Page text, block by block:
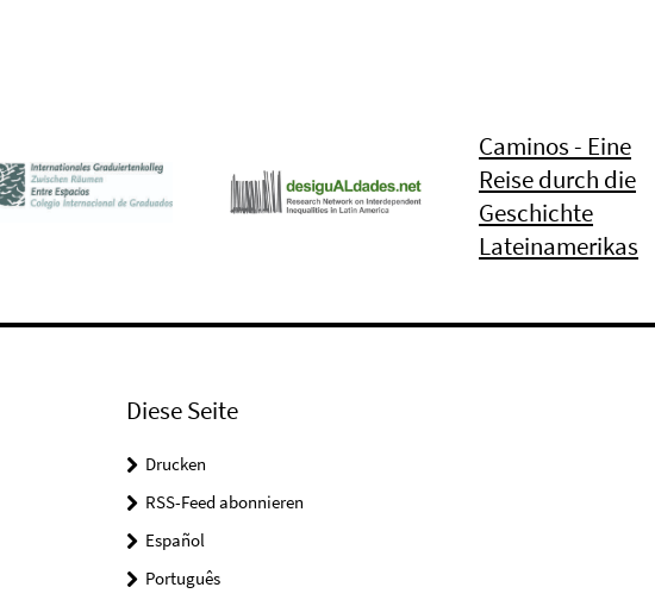
Caminos - Eine
Reise durch die
Geschichte
Lateinamerikas
Diese Seite
Drucken
RSS-Feed abonnieren
Español
Português